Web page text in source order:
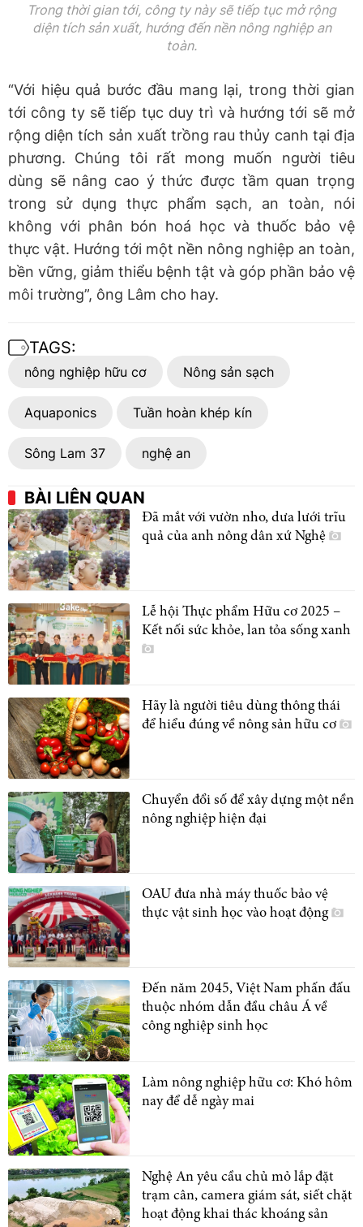
Trong thời gian tới, công ty này sẽ tiếp tục mở rộng
diện tích sản xuất, hướng đến nền nông nghiệp an
toàn.
“Với hiệu quả bước đầu mang lại, trong thời gian
tới công ty sẽ tiếp tục duy trì và hướng tới sẽ mở
rộng diện tích sản xuất trồng rau thủy canh tại địa
phương. Chúng tôi rất mong muốn người tiêu
dùng sẽ nâng cao ý thức được tầm quan trọng
trong sử dụng thực phẩm sạch, an toàn, nói
không với phân bón hoá học và thuốc bảo vệ
thực vật. Hướng tới một nền nông nghiệp an toàn,
bền vững, giảm thiểu bệnh tật và góp phần bảo vệ
môi trường”, ông Lâm cho hay.
TAGS:
nông nghiệp hữu cơ Nông sản sạch
Aquaponics Tuần hoàn khép kín
Sông Lam 37 nghệ an
BÀI LIÊN QUAN
Đã mắt với vườn nho, dưa lưới trĩu
quả của anh nông dân xứ Nghệ
Lễ hội Thực phẩm Hữu cơ 2025 –
Kết nối sức khỏe, lan tỏa sống xanh
Hãy là người tiêu dùng thông thái
để hiểu đúng về nông sản hữu cơ
Chuyển đổi số để xây dựng một nền
nông nghiệp hiện đại
OAU đưa nhà máy thuốc bảo vệ
thực vật sinh học vào hoạt động
Đến năm 2045, Việt Nam phấn đấu
thuộc nhóm dẫn đầu châu Á về
công nghiệp sinh học
Làm nông nghiệp hữu cơ: Khó hôm
nay để dễ ngày mai
Nghệ An yêu cầu chủ mỏ lắp đặt
trạm cân, camera giám sát, siết chặt
hoạt động khai thác khoáng sản